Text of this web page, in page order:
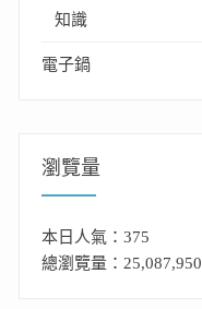
知識
電子鍋
瀏覽量
本日人氣：375
總瀏覽量：25,087,950